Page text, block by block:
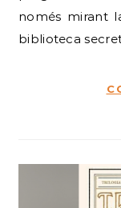
només mirant
biblioteca